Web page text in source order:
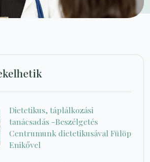
Dietetikus, táplálkozási
tanácsadás -Beszélgetés
Centrumunk dietetikusával Fülöp
Enikővel